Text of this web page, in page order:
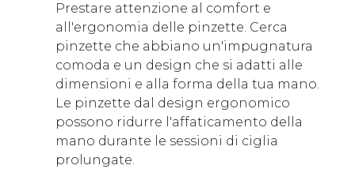
Prestare attenzione al comfort e
all'ergonomia delle pinzette. Cerca
pinzette che abbiano un'impugnatura
comoda e un design che si adatti alle
dimensioni e alla forma della tua mano.
Le pinzette dal design ergonomico
possono ridurre l'affaticamento della
mano durante le sessioni di ciglia
prolungate.